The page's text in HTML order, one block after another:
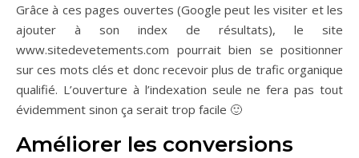
Grâce à ces pages ouvertes (Google peut les visiter et les
ajouter à son index de résultats), le site
www.sitedevetements.com pourrait bien se positionner
sur ces mots clés et donc recevoir plus de trafic organique
qualifié. L’ouverture à l’indexation seule ne fera pas tout
évidemment sinon ça serait trop facile 🙂
Améliorer les conversions